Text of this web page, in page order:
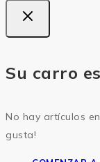
Su carro
No hay artículos
gusta!